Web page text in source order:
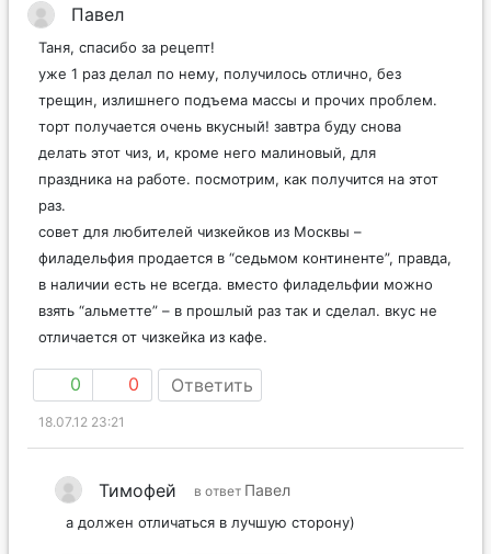
Павел
Таня, спасибо за рецепт!
уже 1 раз делал по нему, получилось отлично, без
трещин, излишнего подъема массы и прочих проблем.
торт получается очень вкусный! завтра буду снова
делать этот чиз, и, кроме него малиновый, для
праздника на работе. посмотрим, как получится на этот
раз.
совет для любителей чизкейков из Москвы –
филадельфия продается в “седьмом континенте”, правда,
в наличии есть не всегда. вместо филадельфии можно
взять “альметте” – в прошлый раз так и сделал. вкус не
отличается от чизкейка из кафе.
0 0 Ответить
18.07.12 23:21
Тимофей в ответ Павел
а должен отличаться в лучшую сторону)